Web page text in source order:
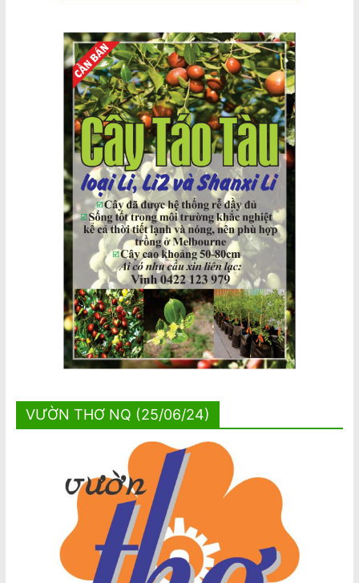
VƯỜN THƠ NQ (25/06/24)